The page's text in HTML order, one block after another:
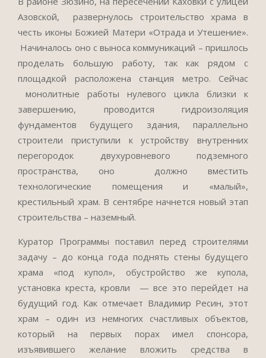
Азовской, развернулось строительство храма в
честь иконы Божией Матери «Отрада и Утешение».
Начиналось оно с выноса коммуникаций – пришлось
проделать большую работу, так как рядом с
площадкой расположена станция метро. Сейчас
монолитные работы нулевого цикла близки к
завершению, проводится гидроизоляция
фундаментов будущего здания, параллельно
строители приступили к устройству внутренних
перегородок двухуровневого подземного
пространства, оно должно вместить
технологические помещения и «малый»,
крестильный храм. В сентябре начнется новый этап
строительства – наземный.
Куратор Программы поставил перед строителями
задачу – до конца года поднять стены будущего
храма «под купол», обустройство же купола,
установка креста, кровли — все это перейдет на
будущий год. Как отмечает Владимир Ресин, этот
храм – один из немногих счастливых объектов,
который на первых порах имел спонсора,
изъявившего желание вложить средства в